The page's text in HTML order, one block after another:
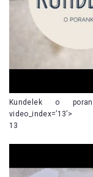
Kundelek o
video_index=’13’>
13